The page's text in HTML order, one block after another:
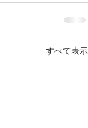
すべて表示